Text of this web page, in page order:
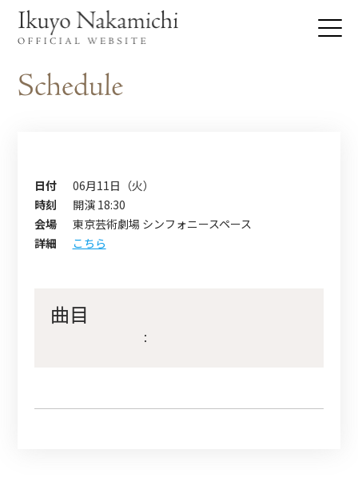
日付
06月11日（火）
時刻
開演 18:30
会場
東京芸術劇場 シンフォニースペース
詳細
こちら
曲目
：